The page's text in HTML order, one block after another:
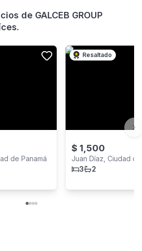
de GALCEB GROUP
de Panamá
Resaltado
$ 1,500
Juan Díaz, Ciudad
3
2